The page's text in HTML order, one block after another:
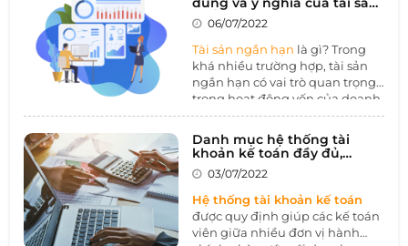
trong và ngoài nước. Bộ phận
kế toán cần biết những
nhằm phát huy hiệu quả tối đa.
ngắn hạn
06/07/2022
Tài sản ngắn hạn là gì? Trong
khá nhiều trường hợp, tài sản
ngắn hạn có vai trò quan trọng
trong hoạt động vốn của doanh
nghiệp. Tài sản ngắn hạn thể
hiện khả năng về tài chính
trong thời gian ngắn của doanh
nghiệp. Cùng 1BOSS tìm hiểu
trong bài viết sau để nắm rõ
hơn về loại sản này và cách
phân biệt với tài sản dài hạn.
Danh mục hệ thống tài
khoản kế toán đầy đủ,
chính xác nhất
03/07/2022
Hệ thống tài khoản kế toán
được quy định giúp các kế toán
viên giữa nhiều đơn vị hành